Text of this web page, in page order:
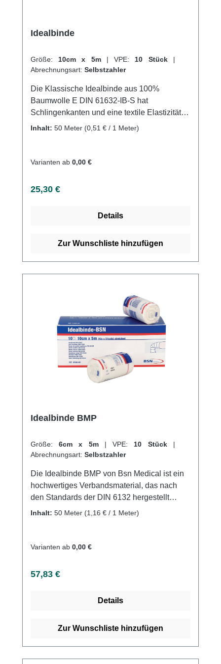
Idealbinde
Größe: 10cm x 5m | VPE: 10 Stück |
Abrechnungsart: Selbstzahler
Die Klassische Idealbinde aus 100%
Baumwolle E DIN 61632-IB-S hat
Schlingenkanten und eine textile Elastizität
von ca. 90%. Sie hat einen hohen
ist waschbar bei 95°C und sterilisierbar
verloren geht, wiederhergestellt. Weitere
Idealbinden online bei uns und profitieren Sie
unserem hervorragenden Kundenservice.
Inhalt: 50 Meter (0,51 € / 1 Meter)
Varianten ab 0,00 €
Regulärer Preis:
25,30 €
Details
Zur Wunschliste hinzufügen
Idealbinde BMP
Größe: 6cm x 5m | VPE: 10 Stück |
Abrechnungsart: Selbstzahler
Die Idealbinde BMP von Bsn Medical ist ein
hochwertiges Verbandsmaterial, das nach
den Standards der DIN 6132 hergestellt
wurde. Sie ist luftdurchlässig, nicht
der Phlebologie und Lymphologie macht. Die
Baumwollstruktur sorgt für angenehmen
sowohl zur prä-, intra- und postoperativen
und Entlasten bei Distorsionen, Kontusionen
Inhalt: 50 Meter (1,16 € / 1 Meter)
Varianten ab 0,00 €
Regulärer Preis:
57,83 €
Details
Zur Wunschliste hinzufügen